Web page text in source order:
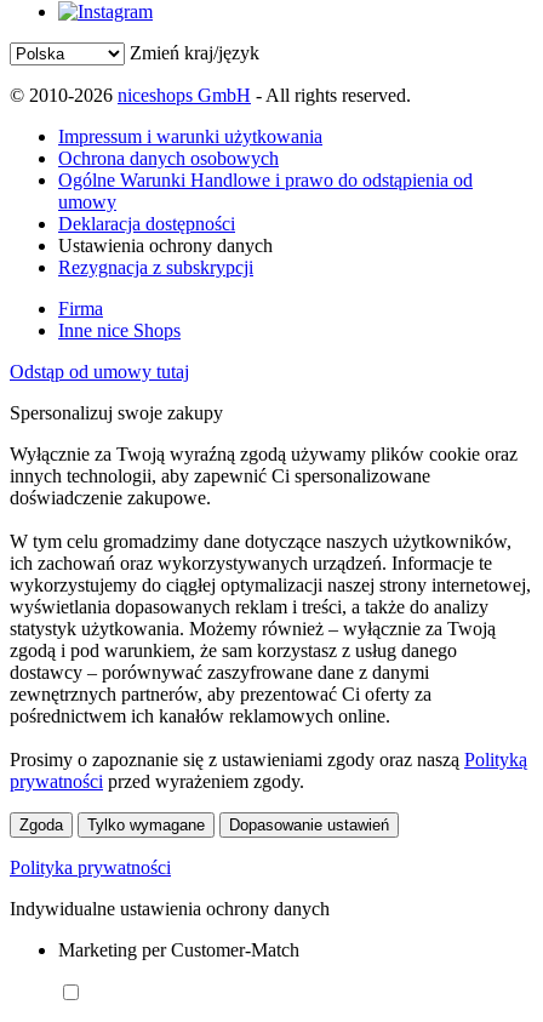
Zmień kraj/język
© 2010-2026 niceshops GmbH - All rights reserved.
Impressum i warunki użytkowania
Ochrona danych osobowych
Ogólne Warunki Handlowe i prawo do odstąpienia od
umowy
Deklaracja dostępności
Ustawienia ochrony danych
Rezygnacja z subskrypcji
Firma
Inne nice Shops
Odstąp od umowy tutaj
Spersonalizuj swoje zakupy
Wyłącznie za Twoją wyraźną zgodą używamy plików cookie oraz
innych technologii, aby zapewnić Ci spersonalizowane
doświadczenie zakupowe.
W tym celu gromadzimy dane dotyczące naszych użytkowników,
ich zachowań oraz wykorzystywanych urządzeń. Informacje te
wykorzystujemy do ciągłej optymalizacji naszej strony internetowej,
wyświetlania dopasowanych reklam i treści, a także do analizy
statystyk użytkowania. Możemy również – wyłącznie za Twoją
zgodą i pod warunkiem, że sam korzystasz z usług danego
dostawcy – porównywać zaszyfrowane dane z danymi
zewnętrznych partnerów, aby prezentować Ci oferty za
pośrednictwem ich kanałów reklamowych online.
Prosimy o zapoznanie się z ustawieniami zgody oraz naszą Polityką
prywatności przed wyrażeniem zgody.
Zgoda Tylko wymagane Dopasowanie ustawień
Polityka prywatności
Indywidualne ustawienia ochrony danych
Marketing per Customer-Match